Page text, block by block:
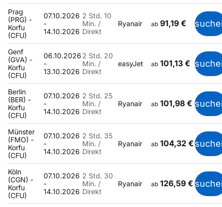
Prag
(PRG) -
Korfu
(CFU)
07.10.2026
-
14.10.2026
2 Std. 10
Min. /
Direkt
Ryanair ab 91,19 €
Genf
(GVA) -
Korfu
(CFU)
06.10.2026
-
13.10.2026
2 Std. 20
Min. /
Direkt
easyJet ab 101,13 €
Berlin
(BER) -
Korfu
(CFU)
07.10.2026
-
14.10.2026
2 Std. 25
Min. /
Direkt
Ryanair ab 101,98 €
Münster
(FMO) -
Korfu
(CFU)
07.10.2026
-
14.10.2026
2 Std. 35
Min. /
Direkt
Ryanair ab 104,32 €
Köln
(CGN) -
Korfu
(CFU)
07.10.2026
-
14.10.2026
2 Std. 30
Min. /
Direkt
Ryanair ab 126,59 €